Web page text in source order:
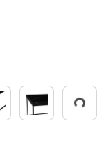
Pracuji...